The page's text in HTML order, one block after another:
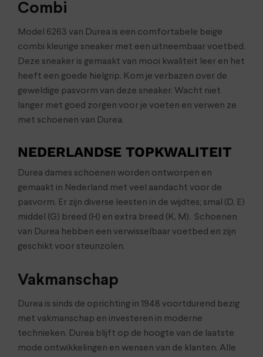
Combi
Model 6263 van Durea is een comfortabele beige
combi kleurige sneaker met een uitneembaar voetbed.
Deze sneaker is gemaakt van mooi kwaliteit leer en het
heeft een goede hielgrip. Kom je verbazen over de
geweldige pasvorm van deze sneaker. Wacht niet
langer met goed zorgen voor je voeten en verwen ze
met schoenen van Durea.
NEDERLANDSE TOPKWALITEIT
Durea dames schoenen worden ontworpen en
gemaakt in Nederland met veel aandacht voor de
pasvorm. Er zijn diverse leesten in de wijdtes; smal (D, E)
middel (G) breed (H) en extra breed (K, M). Schoenen
van Durea hebben een verwisselbaar voetbed en zijn
geschikt voor steunzolen.
Vakmanschap
Durea is sinds de oprichting in 1948 voortdurend bezig
met vakmanschap en investeren in moderne
technieken. Durea blijft op de hoogte van de laatste
mode ontwikkelingen en wensen van de klanten. Alle